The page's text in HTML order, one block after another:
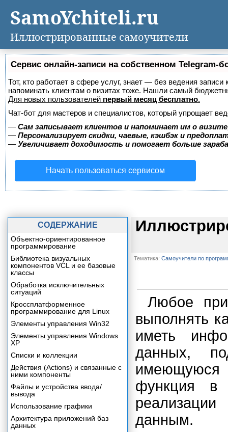
Сервис онлайн-записи на собственном Telegram-
Тот, кто работает в сфере услуг, знает — без ведения
напоминать клиентам о визитах тоже. Нашли самый
Для новых пользователей первый месяц бесплатно.
Чат-бот для мастеров и специалистов, который упрощает
— Сам записывает клиентов и напоминает им о
— Персонализирует скидки, чаевые, кэшбэк и
— Увеличивает доходимость и помогает больше
Начать пользоваться сервисом
Тематика: Самоучители по
Любое
выполнять
иметь
данных,
функция в
данным.
СОДЕРЖАНИЕ
Объектно-ориентированное
программирование
Библиотека визуальных
компонентов VCL и ее базовые
классы
Обработка исключительных
ситуаций
Кроссплатформенное
программирование для Linux
Элементы управления Win32
Элементы управления Windows
XP
Списки и коллекции
Действия (Actions) и связанные с
ними компоненты
Файлы и устройства ввода/
вывода
Использование графики
Архитектура приложений баз
данных
SamoYchiteli.ru
Иллюстрированные самоучители